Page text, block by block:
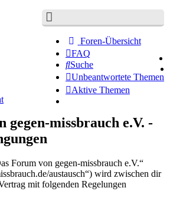
Foren-Übersicht
FAQ
Suche
Unbeantwortete Themen
Aktive Themen
gegen-missbrauch e.V. -
Forum von gegen-missbrauch e.V.“
austausch“) wird zwischen dir
mit folgenden Regelungen